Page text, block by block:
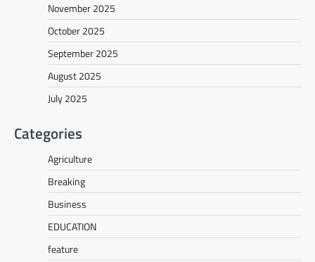
November 2025
October 2025
September 2025
August 2025
July 2025
Categories
Agriculture
Breaking
Business
EDUCATION
feature